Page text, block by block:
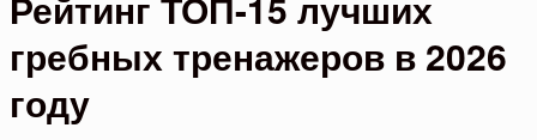
гребных тренажеров в 2026
году